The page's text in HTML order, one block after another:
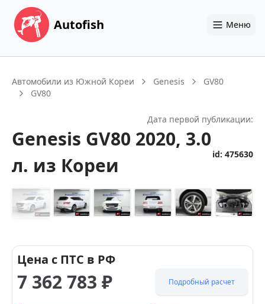
Autofish Меню
Автомобили из Южной Кореи Genesis
GV80
GV80
Дата первой публикации:
Genesis GV80 2020, 3.0
л. из Кореи id: 475630
Цена с ПТС в РФ
7 362 783 ₽ Подробный расчет